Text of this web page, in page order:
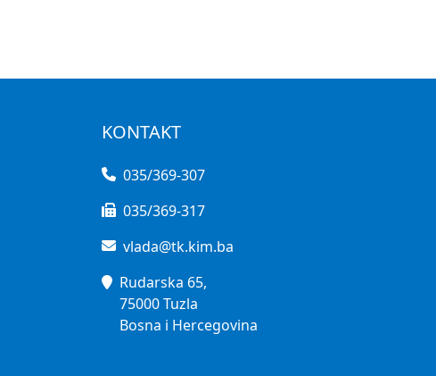
KONTAKT
035/369-307
035/369-317
vlada@tk.kim.ba
Rudarska 65,
75000 Tuzla
Bosna i Hercegovina